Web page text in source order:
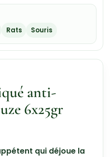
Rats Souris
anti-
6x25gr
qui déjoue la